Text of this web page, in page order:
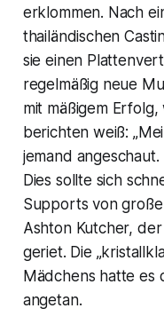
erklommen. Nach
thailändischen
sie einen
regelmäßig neue
mit mäßigem
berichten weiß:
jemand
Dies sollte sich
Supports von
Ashton Kutcher,
geriet. Die
Mädchens hatte es
angetan.